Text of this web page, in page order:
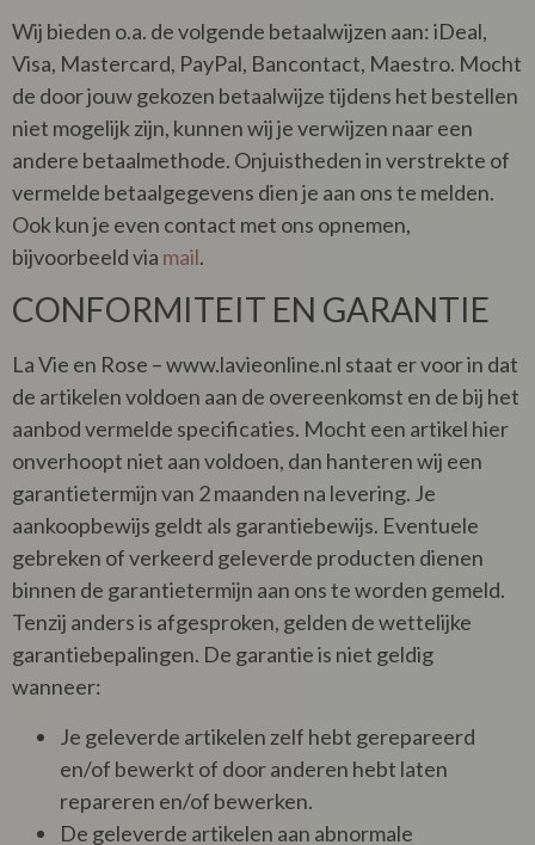
Wij bieden o.a. de volgende betaalwijzen aan: iDeal,
Visa, Mastercard, PayPal, Bancontact, Maestro. Mocht
de door jouw gekozen betaalwijze tijdens het bestellen
niet mogelijk zijn, kunnen wij je verwijzen naar een
andere betaalmethode. Onjuistheden in verstrekte of
vermelde betaalgegevens dien je aan ons te melden.
Ook kun je even contact met ons opnemen,
bijvoorbeeld via mail.
CONFORMITEIT EN GARANTIE
La Vie en Rose – www.lavieonline.nl staat er voor in dat
de artikelen voldoen aan de overeenkomst en de bij het
aanbod vermelde specificaties. Mocht een artikel hier
onverhoopt niet aan voldoen, dan hanteren wij een
garantietermijn van 2 maanden na levering. Je
aankoopbewijs geldt als garantiebewijs. Eventuele
gebreken of verkeerd geleverde producten dienen
binnen de garantietermijn aan ons te worden gemeld.
Tenzij anders is afgesproken, gelden de wettelijke
garantiebepalingen. De garantie is niet geldig
wanneer:
Je geleverde artikelen zelf hebt gerepareerd
en/of bewerkt of door anderen hebt laten
repareren en/of bewerken.
De geleverde artikelen aan abnormale